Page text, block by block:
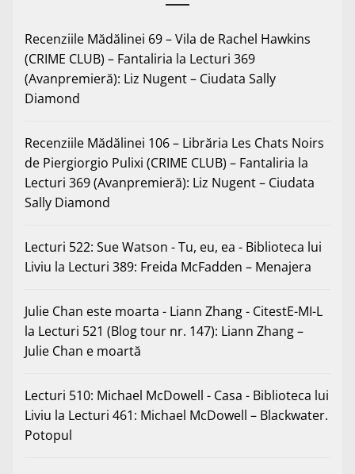
Recenziile Mădălinei 69 – Vila de Rachel Hawkins
(CRIME CLUB) – Fantaliria la Lecturi 369
(Avanpremieră): Liz Nugent – Ciudata Sally
Diamond
Recenziile Mădălinei 106 – Librăria Les Chats Noirs
de Piergiorgio Pulixi (CRIME CLUB) – Fantaliria la
Lecturi 369 (Avanpremieră): Liz Nugent – Ciudata
Sally Diamond
Lecturi 522: Sue Watson - Tu, eu, ea - Biblioteca lui
Liviu la Lecturi 389: Freida McFadden – Menajera
Julie Chan este moarta - Liann Zhang - CitestE-MI-L
la Lecturi 521 (Blog tour nr. 147): Liann Zhang –
Julie Chan e moartă
Lecturi 510: Michael McDowell - Casa - Biblioteca lui
Liviu la Lecturi 461: Michael McDowell – Blackwater.
Potopul